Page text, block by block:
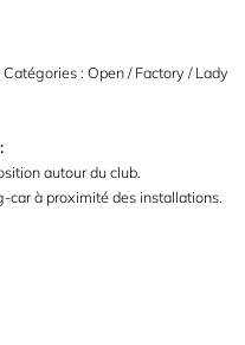
: Open / Factory / Lady
autour du club.
car à proximité des installations.